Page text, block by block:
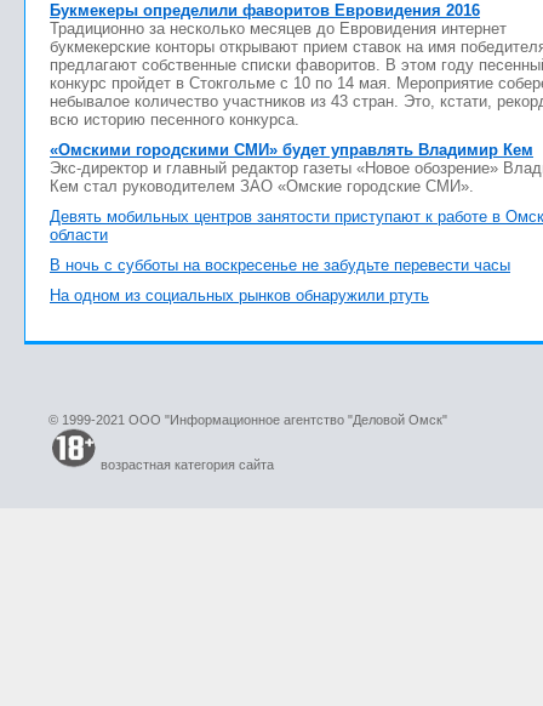
Букмекеры определили фаворитов Евровидения 2016
Традиционно за несколько месяцев до Евровидения интернет
букмекерские конторы открывают прием ставок на имя
предлагают собственные списки фаворитов. В этом году
конкурс пройдет в Стокгольме с 10 по 14 мая. Мероприятие
небывалое количество участников из 43 стран. Это, кстати,
всю историю песенного конкурса.
«Омскими городскими СМИ» будет управлять Владимир Кем
Экс-директор и главный редактор газеты «Новое обозрение»
Кем стал руководителем ЗАО «Омские городские СМИ».
Девять мобильных центров занятости приступают к работе в
области
В ночь с субботы на воскресенье не забудьте перевести часы
На одном из социальных рынков обнаружили ртуть
© 1999-2021 ООО "Информационное агентство "Деловой Омск"
возрастная категория сайта